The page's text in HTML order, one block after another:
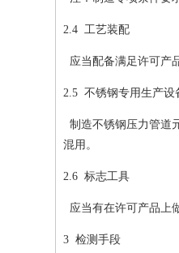
2.4 工艺装配
应当配备满足许可产
2.5 不锈钢专用生产设
制造不锈钢压力管道
混用。
2.6 标志工具
应当有在许可产品上
3 检测手段